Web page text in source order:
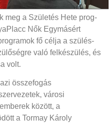
meg a Születés Hete prog­­
Nők Egymásért
fő célja a szülés-
való felkészülés, és
volt.
összefogás
városi
között, a
a Tormay Károly